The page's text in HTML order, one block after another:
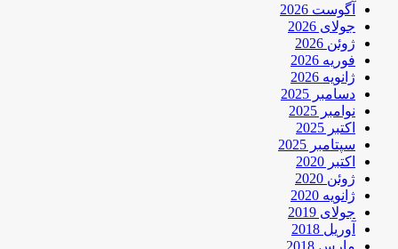
آگوست 2026
جولای 2026
ژوئن 2026
فوریه 2026
ژانویه 2026
دسامبر 2025
نوامبر 2025
اکتبر 2025
سپتامبر 2025
اکتبر 2020
ژوئن 2020
ژانویه 2020
جولای 2019
آوریل 2018
مارس 2018